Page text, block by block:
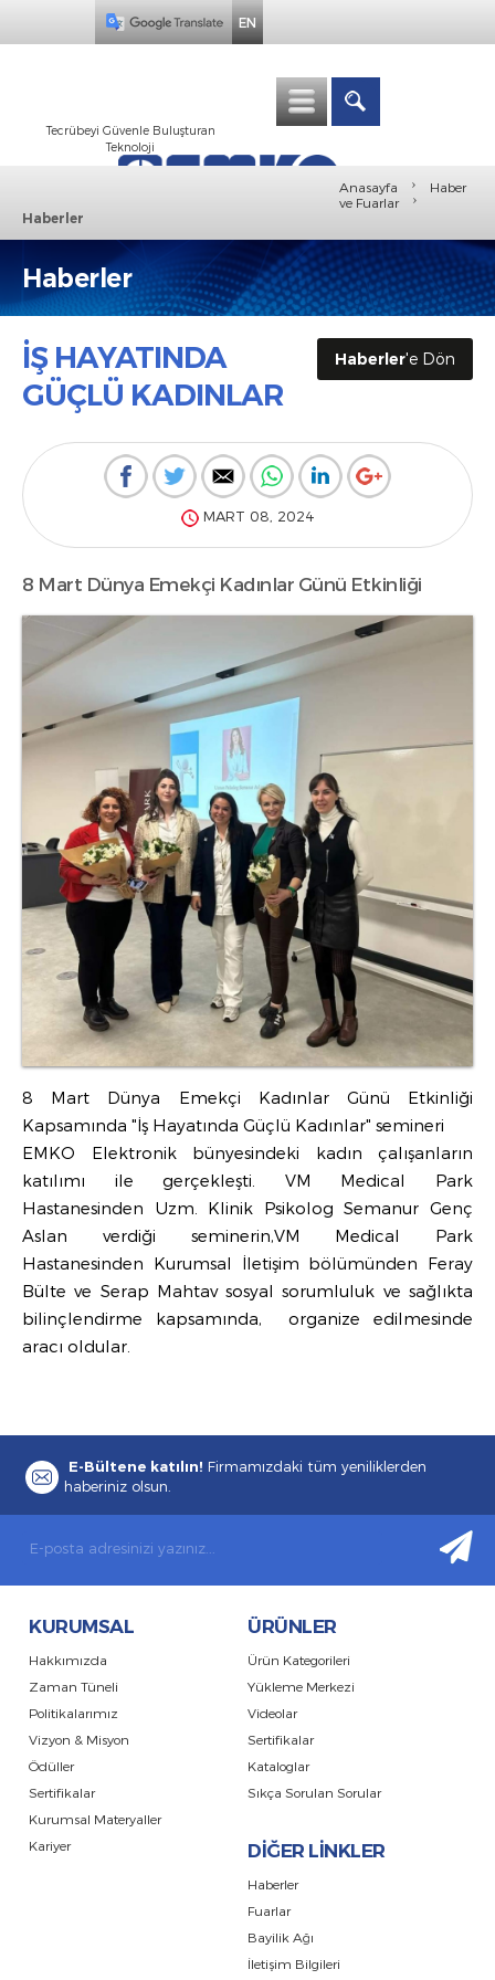
EN
Tecrübeyi Güvenle Buluşturan
Teknoloji
Anasayfa ›
Haber
ve Fuarlar
›
Haberler
Haberler
Haberler'e Dön
İŞ HAYATINDA
GÜÇLÜ KADINLAR
MART 08, 2024
8 Mart Dünya Emekçi Kadınlar Günü Etkinliği
8 Mart Dünya Emekçi Kadınlar Günü Etkinliği
Kapsamında "İş Hayatında Güçlü Kadınlar" semineri
EMKO Elektronik bünyesindeki kadın çalışanların
katılımı ile gerçekleşti. VM Medical Park
Hastanesinden Uzm. Klinik Psikolog Semanur Genç
Aslan verdiği seminerin,VM Medical Park
Hastanesinden Kurumsal İletişim bölümünden Feray
Bülte ve Serap Mahtav sosyal sorumluluk ve sağlıkta
bilinçlendirme kapsamında, organize edilmesinde
aracı oldular.
E-Bültene katılın! Firmamızdaki tüm yeniliklerden
haberiniz olsun.
KURUMSAL
Hakkımızda
Zaman Tüneli
Politikalarımız
Vizyon & Misyon
Ödüller
Sertifikalar
Kurumsal Materyaller
Kariyer
ÜRÜNLER
Ürün Kategorileri
Yükleme Merkezi
Videolar
Sertifikalar
Kataloglar
Sıkça Sorulan Sorular
DİĞER LİNKLER
Haberler
Fuarlar
Bayilik Ağı
İletişim Bilgileri